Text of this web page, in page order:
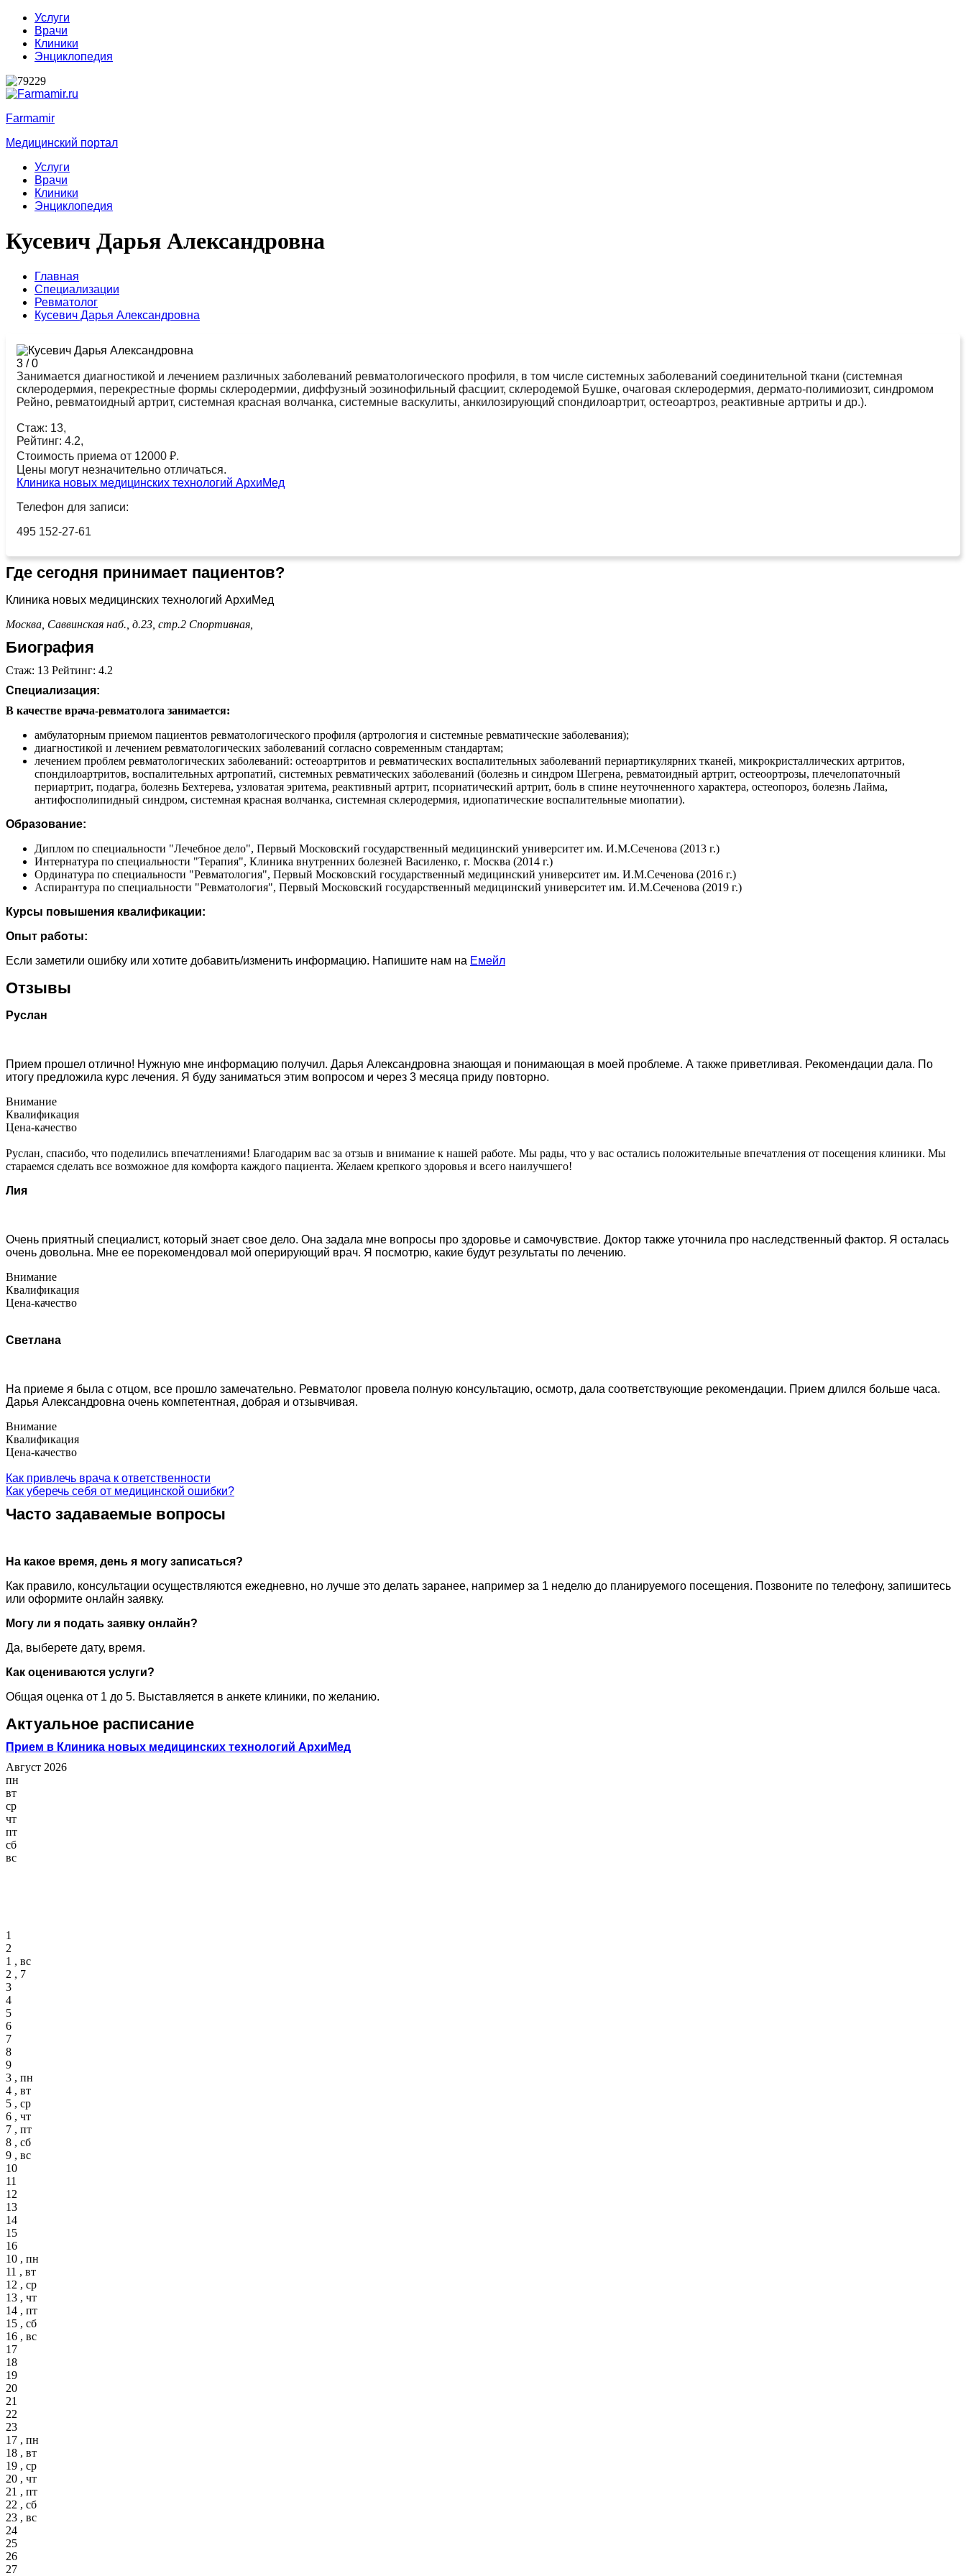
Услуги
Врачи
Клиники
Энциклопедия
Farmamir
Медицинский портал
Услуги
Врачи
Клиники
Энциклопедия
Кусевич Дарья Александровна
Главная
Специализации
Ревматолог
Кусевич Дарья Александровна
3 /0
Занимается диагностикой и лечением различных заболеваний ревматологического профиля, в том числе системных заболеваний соединительной ткани (системная
склеродермия, перекрестные формы склеродермии, диффузный эозинофильный фасциит, склеродемой Бушке, очаговая склеродермия, дермато-полимиозит, синдромом
Рейно, ревматоидный артрит, системная красная волчанка, системные васкулиты, анкилозирующий спондилоартрит, остеоартроз, реактивные артриты и др.).
Стаж: 13,
Рейтинг: 4.2,
Стоимость приема от 12000 ₽.
Цены могут незначительно отличаться.
Клиника новых медицинских технологий АрхиМед
Телефон для записи:
495 152-27-61
Где сегодня принимает пациентов?
Клиника новых медицинских технологий АрхиМед
Москва, Саввинская наб., д.23, стр.2 Спортивная,
Биография
Стаж: 13 Рейтинг: 4.2
Специализация:
В качестве врача-ревматолога занимается:
амбулаторным приемом пациентов ревматологического профиля (артрология и системные ревматические заболевания);
диагностикой и лечением ревматологических заболеваний согласно современным стандартам;
лечением проблем ревматологических заболеваний: остеоартритов и ревматических воспалительных заболеваний периартикулярних тканей, микрокристаллических артритов,
спондилоартритов, воспалительных артропатий, системных ревматических заболеваний (болезнь и синдром Шегрена, ревматоидный артрит, остеоортрозы, плечелопаточный
периартрит, подагра, болезнь Бехтерева, узловатая эритема, реактивный артрит, псориатический артрит, боль в спине неуточненного характера, остеопороз, болезнь Лайма,
антифосполипидный синдром, системная красная волчанка, системная склеродермия, идиопатические воспалительные миопатии).
Образование:
Диплом по специальности "Лечебное дело", Первый Московский государственный медицинский университет им. И.М.Сеченова (2013 г.)
Интернатура по специальности "Терапия", Клиника внутренних болезней Василенко, г. Москва (2014 г.)
Ординатура по специальности "Ревматология", Первый Московский государственный медицинский университет им. И.М.Сеченова (2016 г.)
Аспирантура по специальности "Ревматология", Первый Московский государственный медицинский университет им. И.М.Сеченова (2019 г.)
Курсы повышения квалификации:
Опыт работы:
Если заметили ошибку или хотите добавить/изменить информацию. Напишите нам на Емейл
Отзывы
Руслан
Прием прошел отлично! Нужную мне информацию получил. Дарья Александровна знающая и понимающая в моей проблеме. А также приветливая. Рекомендации дала. По
итогу предложила курс лечения. Я буду заниматься этим вопросом и через 3 месяца приду повторно.
Внимание
Квалификация
Цена-качество
Руслан, спасибо, что поделились впечатлениями! Благодарим вас за отзыв и внимание к нашей работе. Мы рады, что у вас остались положительные впечатления от посещения клиники. Мы
стараемся сделать все возможное для комфорта каждого пациента. Желаем крепкого здоровья и всего наилучшего!
Лия
Очень приятный специалист, который знает свое дело. Она задала мне вопросы про здоровье и самочувствие. Доктор также уточнила про наследственный фактор. Я осталась
очень довольна. Мне ее порекомендовал мой оперирующий врач. Я посмотрю, какие будут результаты по лечению.
Внимание
Квалификация
Цена-качество
Светлана
На приеме я была с отцом, все прошло замечательно. Ревматолог провела полную консультацию, осмотр, дала соответствующие рекомендации. Прием длился больше часа.
Дарья Александровна очень компетентная, добрая и отзывчивая.
Внимание
Квалификация
Цена-качество
Как привлечь врача к ответственности
Как уберечь себя от медицинской ошибки?
Часто задаваемые вопросы
На какое время, день я могу записаться?
Как правило, консультации осуществляются ежедневно, но лучше это делать заранее, например за 1 неделю до планируемого посещения. Позвоните по телефону, запишитесь
или оформите онлайн заявку.
Могу ли я подать заявку онлайн?
Да, выберете дату, время.
Как оцениваются услуги?
Общая оценка от 1 до 5. Выставляется в анкете клиники, по желанию.
Актуальное расписание
Прием в Клиника новых медицинских технологий АрхиМед
Август 2026
пн
вт
ср
чт
пт
сб
вс
1
2
1 , вс
2 , 7
3
4
5
6
7
8
9
3 , пн
4 , вт
5 , ср
6 , чт
7 , пт
8 , сб
9 , вс
10
11
12
13
14
15
16
10 , пн
11 , вт
12 , ср
13 , чт
14 , пт
15 , сб
16 , вс
17
18
19
20
21
22
23
17 , пн
18 , вт
19 , ср
20 , чт
21 , пт
22 , сб
23 , вс
24
25
26
27